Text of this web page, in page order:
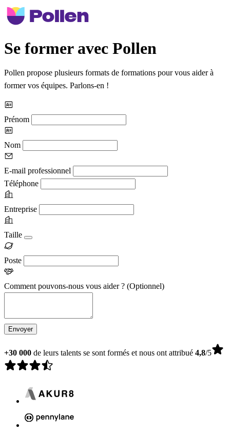
Se former avec Pollen
Pollen propose plusieurs formats de formations pour vous aider à
former vos équipes. Parlons-en !
Prénom
Nom
E-mail professionnel
Téléphone
Entreprise
Taille
Poste
Comment pouvons-nous vous aider ? (Optionnel)
Envoyer
+30 000 de leurs talents se sont formés et nous ont attribué 4,8/5